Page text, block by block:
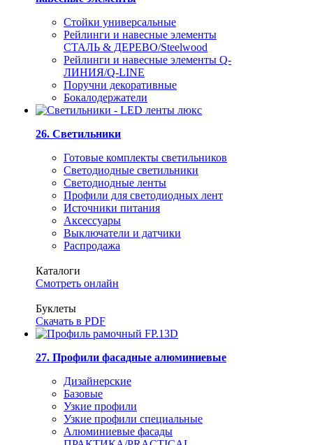
Стойки универсальные
Рейлинги и навесные элементы
СТАЛЬ & ДЕРЕВО/Steelwood
Рейлинги и навесные элементы Q-
ЛИНИЯ/Q-LINE
Поручни декоративные
Бокалодержатели
26. Светильники
Готовые комплекты светильников
Светодиодные светильники
Светодиодные ленты
Профили для светодиодных лент
Источники питания
Аксессуары
Выключатели и датчики
Распродажа
Каталоги
Смотреть онлайн
Буклеты
Скачать в PDF
27. Профили фасадные алюминиевые
Дизайнерские
Базовые
Узкие профили
Узкие профили специальные
Алюминиевые фасады